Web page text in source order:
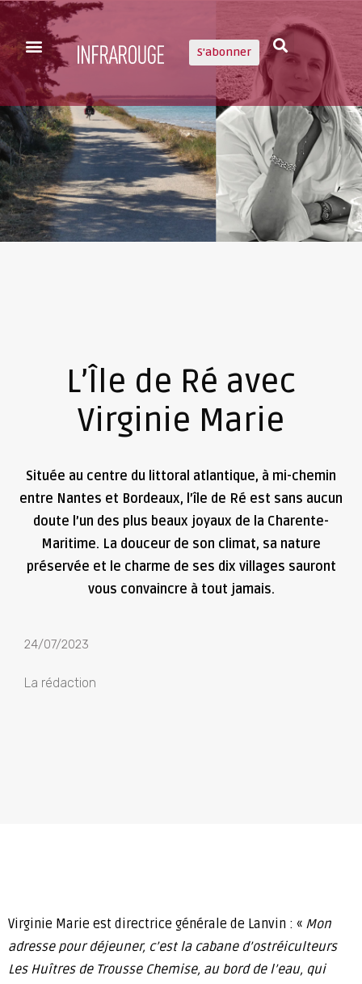
S'abonner
L’Île de Ré avec
Virginie Marie
Située au centre du littoral atlantique, à mi-chemin
entre Nantes et Bordeaux, l’île de Ré est sans aucun
doute l’un des plus beaux joyaux de la Charente-
Maritime. La douceur de son climat, sa nature
préservée et le charme de ses dix villages sauront
vous convaincre à tout jamais.
24/07/2023
La rédaction
Virginie Marie est directrice générale de Lanvin : « Mon
adresse pour déjeuner, c’est la cabane d’ostréiculteurs
Les Huîtres de Trousse Chemise, au bord de l’eau, qui